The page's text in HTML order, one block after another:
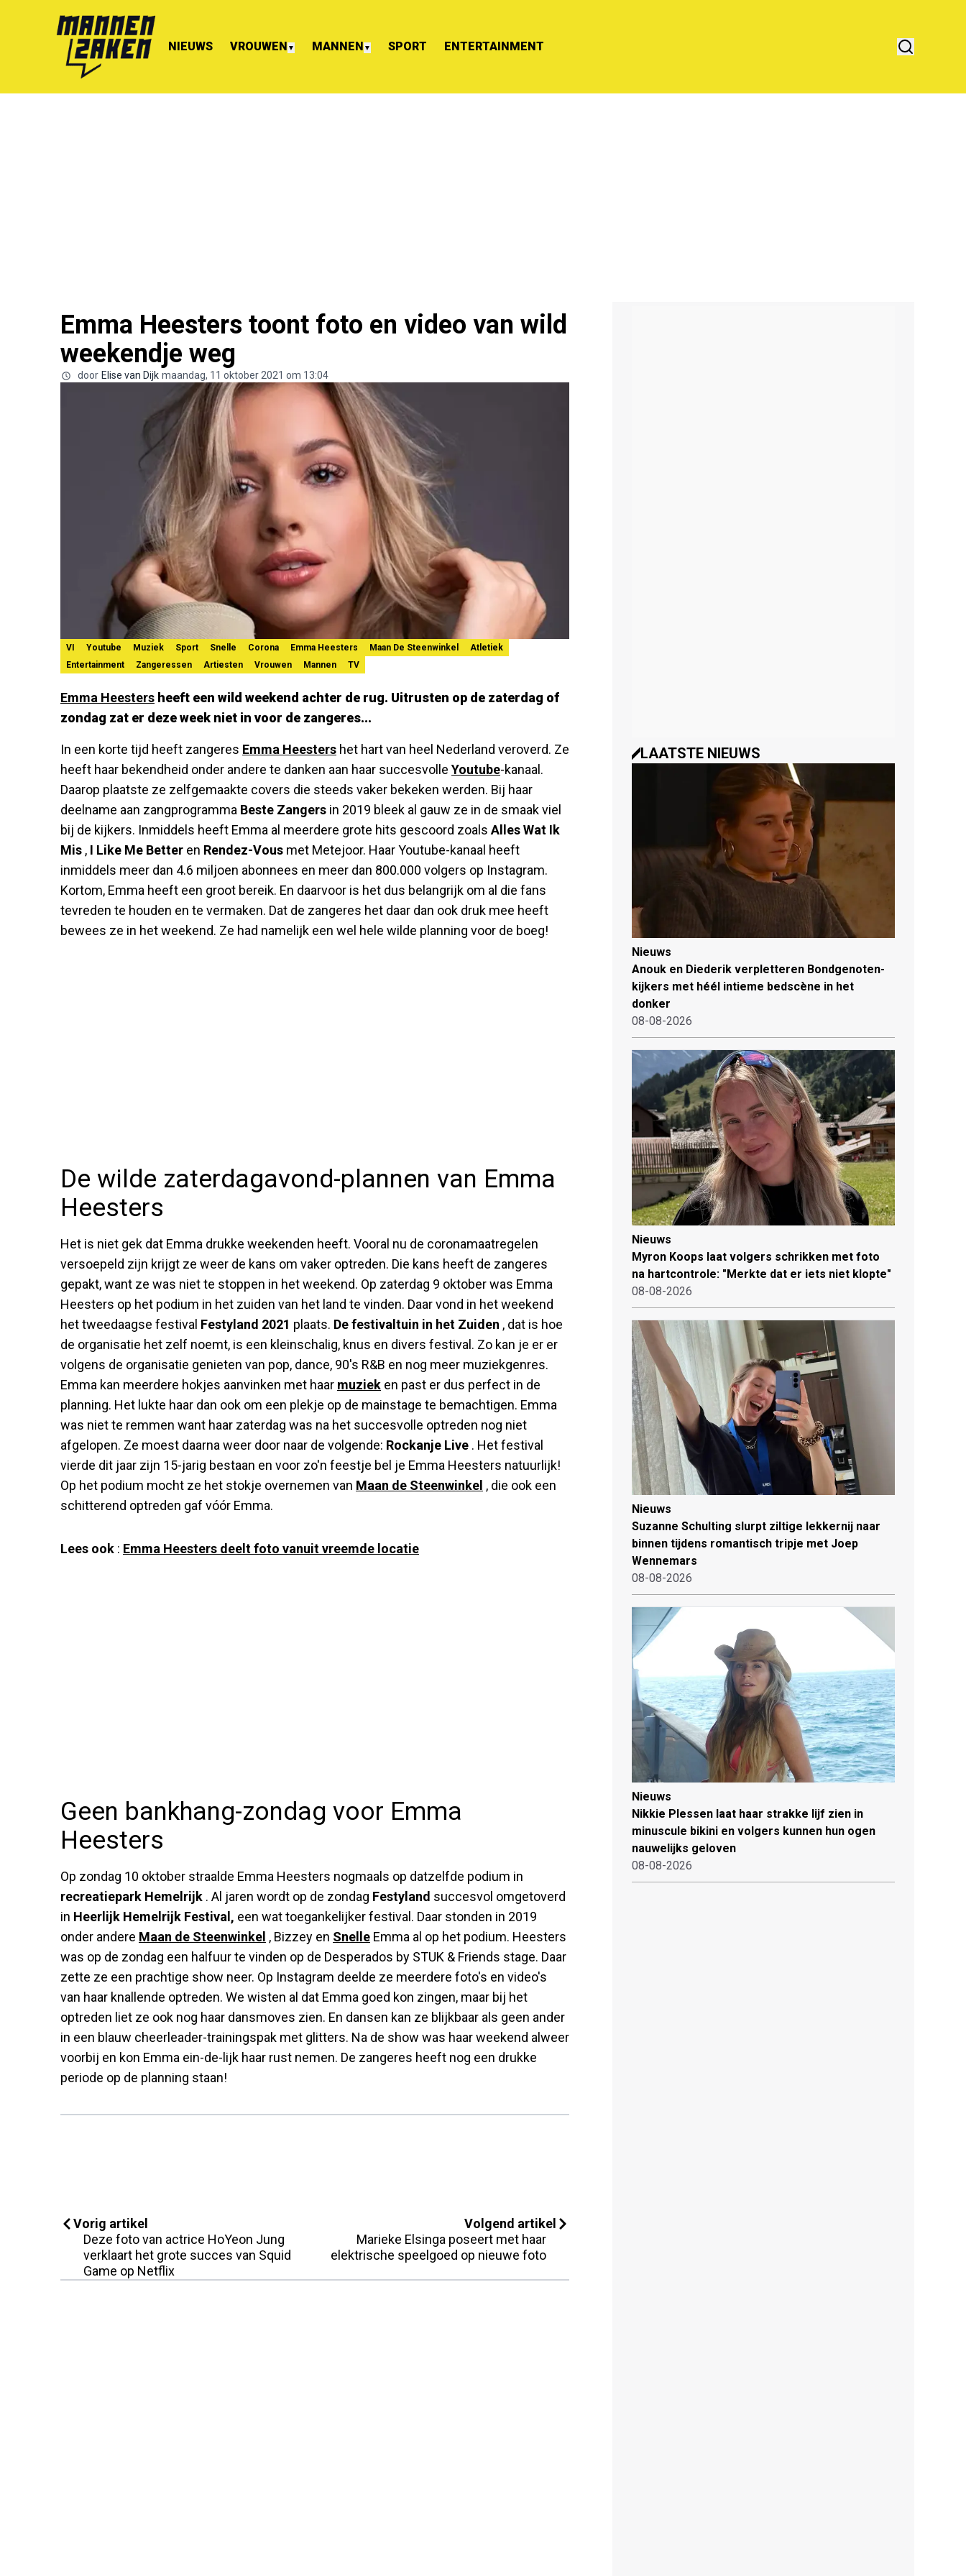
NIEUWS VROUWEN ▼ MANNEN ▼ SPORT ENTERTAINMENT
Emma Heesters toont foto en video van wild
weekendje weg
door Elise van Dijk maandag, 11 oktober 2021 om 13:04
VI Youtube Muziek Sport Snelle Corona Emma Heesters Maan De Steenwinkel
Atletiek
Entertainment
Zangeressen Artiesten Vrouwen Mannen TV
Emma Heesters heeft een wild weekend achter de rug. Uitrusten op de zaterdag of
zondag zat er deze week niet in voor de zangeres...
In een korte tijd heeft zangeres Emma Heesters het hart van heel Nederland veroverd. Ze
heeft haar bekendheid onder andere te danken aan haar succesvolle Youtube-kanaal.
Daarop plaatste ze zelfgemaakte covers die steeds vaker bekeken werden. Bij haar
deelname aan zangprogramma Beste Zangers in 2019 bleek al gauw ze in de smaak viel
bij de kijkers. Inmiddels heeft Emma al meerdere grote hits gescoord zoals Alles Wat Ik
Mis , I Like Me Better en Rendez-Vous met Metejoor. Haar Youtube-kanaal heeft
inmiddels meer dan 4.6 miljoen abonnees en meer dan 800.000 volgers op Instagram.
Kortom, Emma heeft een groot bereik. En daarvoor is het dus belangrijk om al die fans
tevreden te houden en te vermaken. Dat de zangeres het daar dan ook druk mee heeft
bewees ze in het weekend. Ze had namelijk een wel hele wilde planning voor de boeg!
De wilde zaterdagavond-plannen van Emma
Heesters
Het is niet gek dat Emma drukke weekenden heeft. Vooral nu de coronamaatregelen
versoepeld zijn krijgt ze weer de kans om vaker optreden. Die kans heeft de zangeres
gepakt, want ze was niet te stoppen in het weekend. Op zaterdag 9 oktober was Emma
Heesters op het podium in het zuiden van het land te vinden. Daar vond in het weekend
het tweedaagse festival Festyland 2021 plaats. De festivaltuin in het Zuiden , dat is hoe
de organisatie het zelf noemt, is een kleinschalig, knus en divers festival. Zo kan je er er
volgens de organisatie genieten van pop, dance, 90's R&B en nog meer muziekgenres.
Emma kan meerdere hokjes aanvinken met haar muziek en past er dus perfect in de
planning. Het lukte haar dan ook om een plekje op de mainstage te bemachtigen. Emma
was niet te remmen want haar zaterdag was na het succesvolle optreden nog niet
afgelopen. Ze moest daarna weer door naar de volgende: Rockanje Live . Het festival
vierde dit jaar zijn 15-jarig bestaan en voor zo'n feestje bel je Emma Heesters natuurlijk!
Op het podium mocht ze het stokje overnemen van Maan de Steenwinkel , die ook een
schitterend optreden gaf vóór Emma.
Lees ook : Emma Heesters deelt foto vanuit vreemde locatie
Geen bankhang-zondag voor Emma
Heesters
Op zondag 10 oktober straalde Emma Heesters nogmaals op datzelfde podium in
recreatiepark Hemelrijk . Al jaren wordt op de zondag Festyland succesvol omgetoverd
in Heerlijk Hemelrijk Festival, een wat toegankelijker festival. Daar stonden in 2019
onder andere Maan de Steenwinkel , Bizzey en Snelle Emma al op het podium. Heesters
was op de zondag een halfuur te vinden op de Desperados by STUK & Friends stage. Daar
zette ze een prachtige show neer. Op Instagram deelde ze meerdere foto's en video's
van haar knallende optreden. We wisten al dat Emma goed kon zingen, maar bij het
optreden liet ze ook nog haar dansmoves zien. En dansen kan ze blijkbaar als geen ander
in een blauw cheerleader-trainingspak met glitters. Na de show was haar weekend alweer
voorbij en kon Emma ein-de-lijk haar rust nemen. De zangeres heeft nog een drukke
periode op de planning staan!
Vorig artikel
Deze foto van actrice HoYeon Jung
verklaart het grote succes van Squid
Game op Netflix
Volgend artikel
Marieke Elsinga poseert met haar
elektrische speelgoed op nieuwe foto
LAATSTE NIEUWS
Nieuws
Anouk en Diederik verpletteren Bondgenoten-
kijkers met héél intieme bedscène in het
donker
08-08-2026
Nieuws
Myron Koops laat volgers schrikken met foto
na hartcontrole: "Merkte dat er iets niet klopte"
08-08-2026
Nieuws
Suzanne Schulting slurpt ziltige lekkernij naar
binnen tijdens romantisch tripje met Joep
Wennemars
08-08-2026
Nieuws
Nikkie Plessen laat haar strakke lijf zien in
minuscule bikini en volgers kunnen hun ogen
nauwelijks geloven
08-08-2026